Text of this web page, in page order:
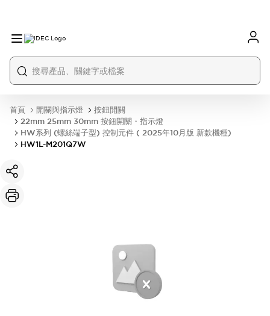
首頁 開關與指示燈
按鈕開關
22mm 25mm 30mm 按鈕開關・指示燈
HW系列 (螺絲端子型) 控制元件 ( 2025年10月版 新款機種)
HW1L-M201Q7W